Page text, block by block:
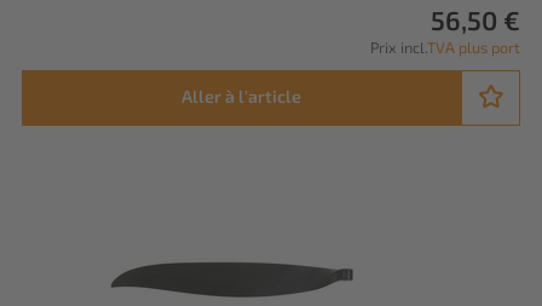
56,50 €
Prix incl. TVA plus port
Aller à l'article